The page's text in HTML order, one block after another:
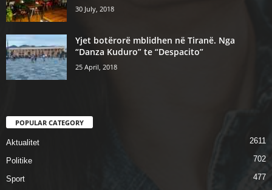
30 July, 2018
Yjet botërorë mblidhen në Tiranë. Nga
“Danza Kuduro” te “Despacito”
25 April, 2018
POPULAR CATEGORY
Aktualitet 2611
Politike 702
Sport 477